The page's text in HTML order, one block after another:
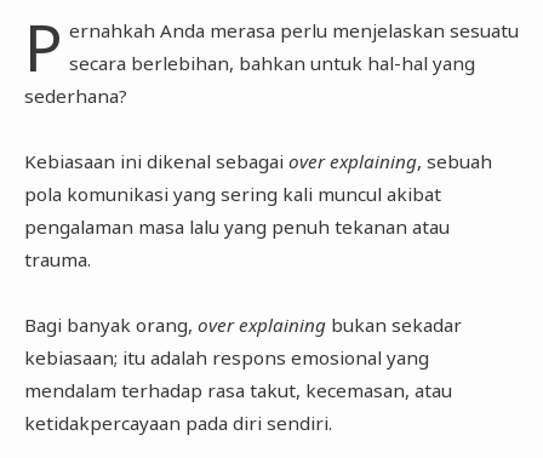
P ernahkah Anda merasa perlu menjelaskan sesuatu
secara berlebihan, bahkan untuk hal-hal yang
sederhana?
Kebiasaan ini dikenal sebagai over explaining, sebuah
pola komunikasi yang sering kali muncul akibat
pengalaman masa lalu yang penuh tekanan atau
trauma.
Bagi banyak orang, over explainingbukan sekadar
kebiasaan; itu adalah respons emosional yang
mendalam terhadap rasa takut, kecemasan, atau
ketidakpercayaan pada diri sendiri.